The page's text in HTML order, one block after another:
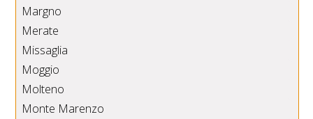
Margno
Merate
Missaglia
Moggio
Molteno
Monte Marenzo